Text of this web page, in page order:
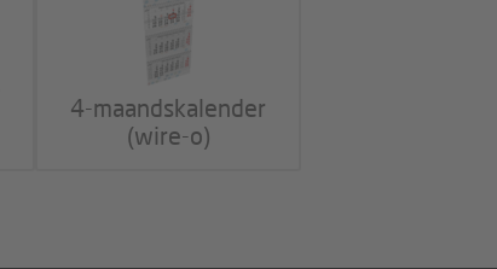
4-maandskalender
(wire-o)